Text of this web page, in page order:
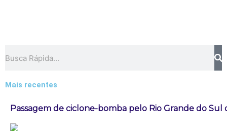
Mais recentes
Passagem de ciclone-bomba pelo Rio Grande do